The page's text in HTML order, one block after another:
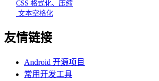
CSS 格式化、压缩
文本空格化
友情链接
Android 开源项目
常用开发工具